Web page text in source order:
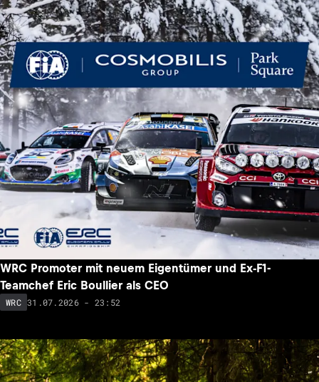
WRC Promoter mit neuem Eigentümer und Ex-F1-
Teamchef Eric Boullier als CEO
WRC 31.07.2026 - 23:52